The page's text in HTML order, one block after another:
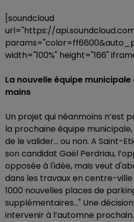
[soundcloud
url="https://
width="100%" height="166"
La nouvelle équipe
mains
Un projet qui néanmoins n’est
la prochaine équipe
de le valider… ou non. A Saint-
son candidat Gaël Perdriau,
opposée à l'idée, mais veut
dans les travaux en centre-
1000 nouvelles places de
supplémentaires..." Une
intervenir à l’automne prochain.